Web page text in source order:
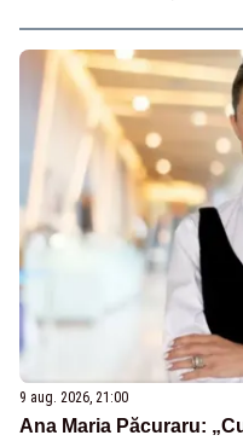
9 aug. 2026, 21:00
Ana Maria Păcuraru: